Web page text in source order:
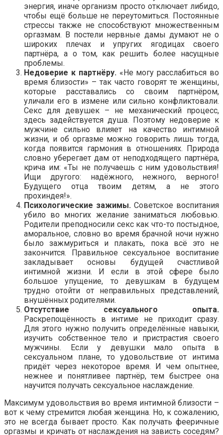
энергия, иначе организм просто отключает либидо,
чтобы ещё больше не переутомиться. Постоянные
стрессы также не способствуют множественным
оргазмам. В постели нервные дамы думают не о
широких плечах и упругих ягодицах своего
партнёра, а о том, как решить более насущные
проблемы.
Недоверие к партнёру. «Не могу расслабиться во
время близости» – так часто говорят те женщины,
которые расставались со своим партнёром,
уличали его в измене или сильно конфликтовали.
Секс для девушек – не механический процесс,
здесь задействуется душа. Поэтому недоверие к
мужчине сильно влияет на качество интимной
жизни, и об оргазме можно говорить лишь тогда,
когда появится гармония в отношениях. Природа
словно уберегает дам от неподходящего партнёра,
крича им: «Ты не получаешь с ним удовольствия!
Ищи другого: надёжного, нежного, верного!
Будущего отца твоим детям, а не этого
прохиндея!».
Психологические зажимы. Советское воспитания
убило во многих желание заниматься любовью.
Родители преподносили секс как что-то постыдное,
аморальное, словно во время брачной ночи нужно
было зажмуриться и плакать, пока всё это не
закончится. Правильное сексуальное воспитание
закладывает основы будущей счастливой
интимной жизни. И если в этой сфере было
большое упущение, то девушкам в будущем
трудно отойти от неправильных представлений,
внушённых родителями.
Отсутствие сексуального опыта.
Раскрепощённость в интиме не приходит сразу.
Для этого нужно получить определённые навыки,
изучить собственное тело и пристрастия своего
мужчины. Если у девушки мало опыта в
сексуальном плане, то удовольствие от интима
придёт через некоторое время. И чем опытнее,
нежнее и понятливее партнёр, тем быстрее она
научится получать сексуальное наслаждение.
Максимум удовольствия во время интимной близости –
вот к чему стремится любая женщина. Но, к сожалению,
это не всегда бывает просто. Как получать фееричные
оргазмы и кричать от наслаждения на зависть соседям?